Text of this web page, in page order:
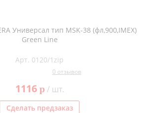
Универсал тип MSK-38 (фл,900,IMEX)
Green Line
Арт. 0120/1zip
0 отзывов
1116 p/ шт.
Сделать предзаказ